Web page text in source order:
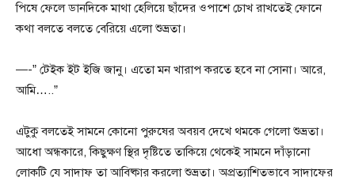
পিষে ফেলে ডানদিকে মাথা হেলিয়ে ছাঁদের ওপাশে চোখ রাখতেই ফোনে
কথা বলতে বলতে বেরিয়ে এলো শুভ্রতা।
—-” টেইক ইট ইজি জানু। এতো মন খারাপ করতে হবে না সোনা। আরে,
আমি…..”
এটুকু বলতেই সামনে কোনো পুরুষের অবয়ব দেখে থমকে গেলো শুভ্রতা।
আধো অন্ধকারে, কিছুক্ষণ স্থির দৃষ্টিতে তাকিয়ে থেকেই সামনে দাঁড়ানো
লোকটি যে সাদাফ তা আবিষ্কার করলো শুভ্রতা। অপ্রত্যাশিতভাবে সাদাফের